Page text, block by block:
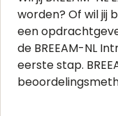
worden? Of wil jij
een
de BREEAM-NL
eerste stap.